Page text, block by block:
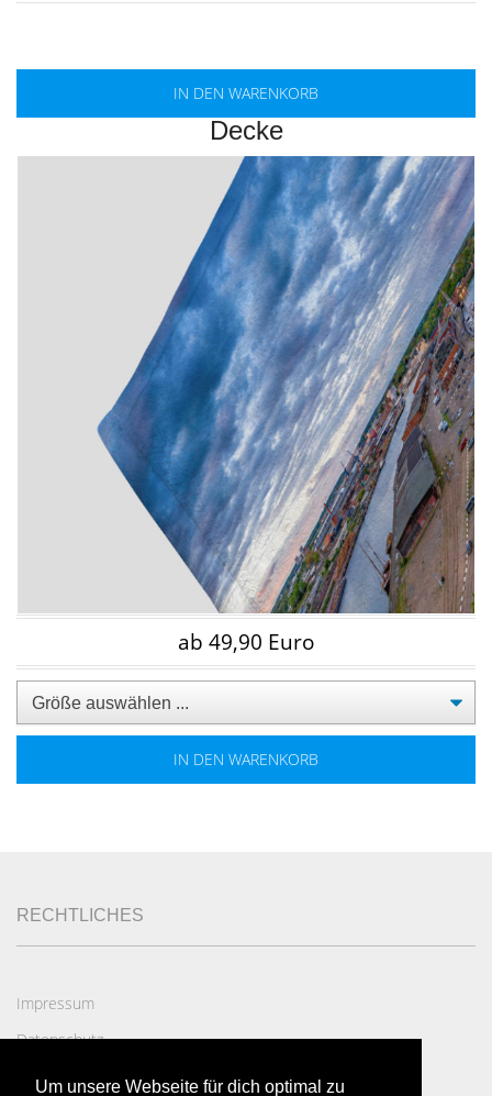
Um unsere Webseite für dich optimal zu
IN DEN WARENKORB
Decke
ab 49,90 Euro
IN DEN WARENKORB
RECHTLICHES
Impressum
Datenschutz
AGB